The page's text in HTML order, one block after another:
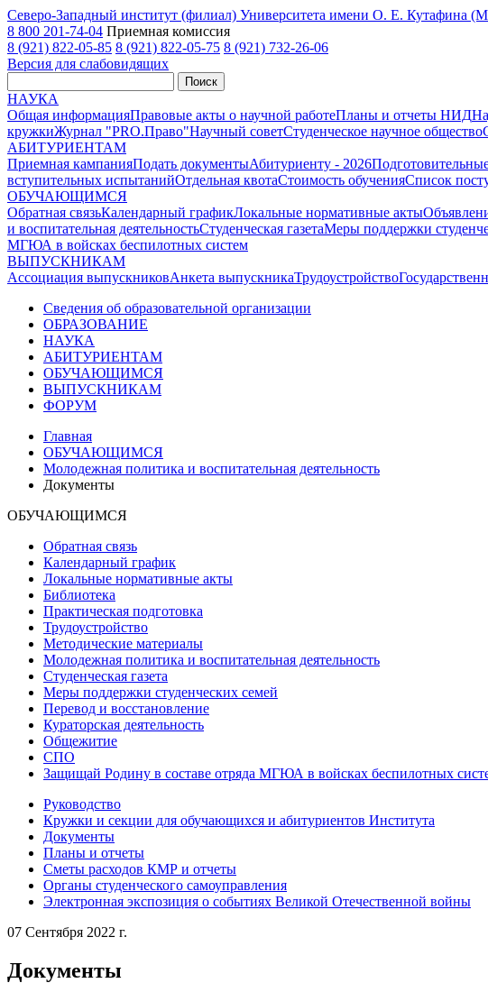
Северо-Западный институт (филиал) Университета имени О. Е. Кутафина
8 800 201-74-04 Приемная комиссия
8 (921) 822-05-85 8 (921) 822-05-75 8 (921) 732-26-06
Версия для слабовидящих
Поиск
НАУКА
Общая информацияПравовые акты о научной работеПланы и отчеты НИД
кружкиЖурнал "PRO.Право"Научный советСтуденческое научное общество
АБИТУРИЕНТАМ
Приемная кампанияПодать документыАбитуриенту - 2026
вступительных испытанийОтдельная квотаСтоимость обученияCписок
ОБУЧАЮЩИМСЯ
Обратная связьКалендарный графикЛокальные нормативные акты
и воспитательная деятельностьСтуденческая газетаМеры поддержки
МГЮА в войсках беспилотных систем
ВЫПУСКНИКАМ
Ассоциация выпускниковАнкета выпускникаТрудоустройство
Сведения об образовательной организации
ОБРАЗОВАНИЕ
НАУКА
АБИТУРИЕНТАМ
ОБУЧАЮЩИМСЯ
ВЫПУСКНИКАМ
ФОРУМ
Главная
ОБУЧАЮЩИМСЯ
Молодежная политика и воспитательная деятельность
Документы
ОБУЧАЮЩИМСЯ
Обратная связь
Календарный график
Локальные нормативные акты
Библиотека
Практическая подготовка
Трудоустройство
Методические материалы
Молодежная политика и воспитательная деятельность
Студенческая газета
Меры поддержки студенческих семей
Перевод и восстановление
Кураторская деятельность
Общежитие
СПО
Защищай Родину в составе отряда МГЮА в войсках беспилотных
Руководство
Кружки и секции для обучающихся и абитуриентов Института
Документы
Планы и отчеты
Сметы расходов КМР и отчеты
Органы студенческого самоуправления
Электронная экспозиция о событиях Великой Отечественной войны
07 Сентября 2022 г.
Документы